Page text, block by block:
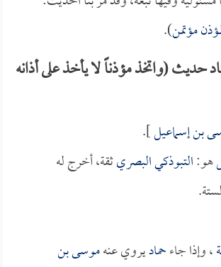
مؤتمن).
حديث (واتخذ مؤذناً لا يأخذ على أذانه
بن إسماعيل].
هو:التبوذكي البصريثقة، أخرج له
، وإذا جاءحماديروي عنهموسى بن